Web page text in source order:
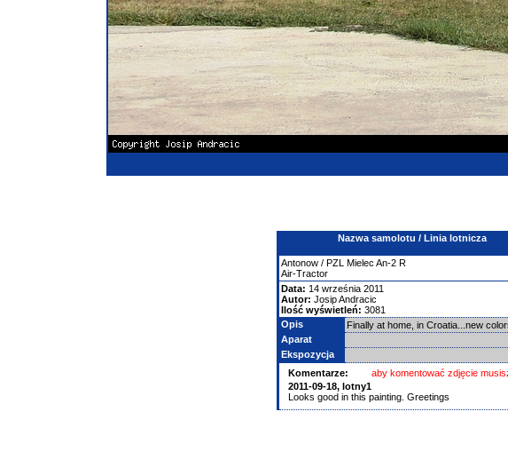
Nazwa samolotu / Linia lotnicza
Antonow / PZL Mielec An-2 R
Air-Tractor
Data: 14 września 2011
Autor: Josip Andracic
Ilość wyświetleń: 3081
Opis
Finally at home, in Croatia...new
Aparat
Ekspozycja
Komentarze:
aby komentować zdjęcie
2011-09-18, lotny1
Looks good in this painting. Greetings